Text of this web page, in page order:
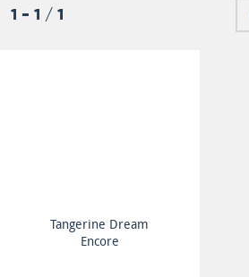
1 - 1 / 1
Tangerine Dream
Encore